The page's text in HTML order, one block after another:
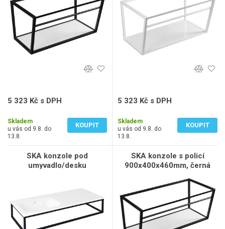
5 323 Kč s DPH
Skladem
u vás od 9.8. do
13.8.
KOUPIT
5 323 Kč s DPH
Skladem
u vás od 9.8. do
13.8.
KOUPIT
SKA konzole pod
umyvadlo/desku
SKA konzole s policí
900x400x460mm, černá